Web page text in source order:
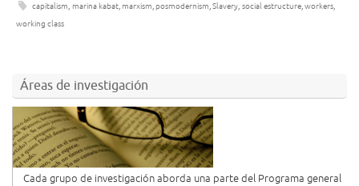
capitalism, marina kabat, marxism, posmodernism,Slavery, social estructure,workers,
working class
Áreas de investigación
Cada grupo de investigación aborda una parte del Programa general